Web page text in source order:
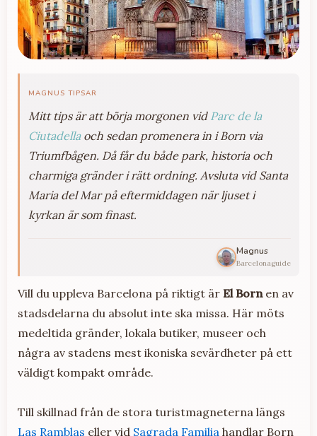
MAGNUS TIPSAR
Mitt tips är att börja morgonen vid Parc de la
Ciutadellaoch sedan promenera in i Born via
Triumfbågen. Då får du både park, historia och
charmiga gränder i rätt ordning. Avsluta vid Santa
Maria del Mar på eftermiddagen när ljuset i
kyrkan är som finast.
Magnus
Barcelonaguide
Vill du uppleva Barcelona på riktigt är El Bornen av
stadsdelarna du absolut inte ska missa. Här möts
medeltida gränder, lokala butiker, museer och
några av stadens mest ikoniska sevärdheter på ett
väldigt kompakt område.
Till skillnad från de stora turistmagneterna längs
Las Ramblas eller vid Sagrada Familia handlar Born